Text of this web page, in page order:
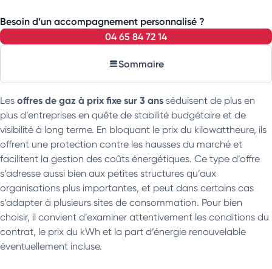
Besoin d’un accompagnement personnalisé ?
04 65 84 72 14
Sommaire
Les offres de gaz à prix fixe sur 3 ans séduisent de plus en
plus d’entreprises en quête de stabilité budgétaire et de
visibilité à long terme. En bloquant le prix du kilowattheure, ils
offrent une protection contre les hausses du marché et
facilitent la gestion des coûts énergétiques. Ce type d’offre
s’adresse aussi bien aux petites structures qu’aux
organisations plus importantes, et peut dans certains cas
s’adapter à plusieurs sites de consommation. Pour bien
choisir, il convient d’examiner attentivement les conditions du
contrat, le prix du kWh et la part d’énergie renouvelable
éventuellement incluse.